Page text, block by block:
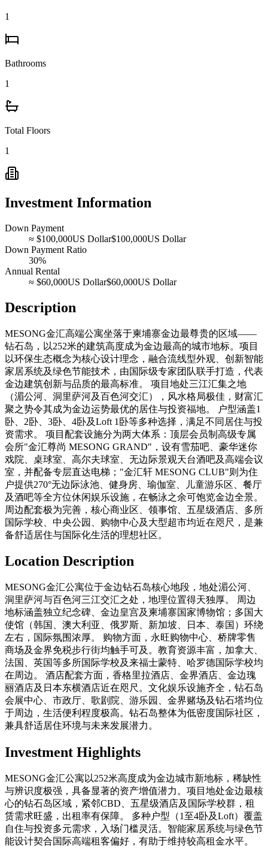
1
Bathrooms
1
Total Floors
1
Investment Information
Down Payment
≈ $100,000US Dollar$100,000US Dollar
Down Payment Ratio
30%
Annual Rental
≈ $60,000US Dollar$60,000US Dollar
Description
MESONG金汇高端公寓坐落于柬埔寨金边最尊贵的区域——
钻石岛，以252米的建筑高度成为金边最高的城市地标。项目
以环保生态概念为核心设计理念，融合流线型外观、创新智能
家居系统及绿色节能技术，由国际级专家团队联手打造，代表
金边建筑创新与品质的最高标准。 项目地处三江汇集之地
（湄公河、洞里萨河及百色河交汇），风水格局极佳，财富汇
聚之势令其成为金边运势最优的居住与投资福地。 户型涵盖1
卧、2卧、3卧、4卧及Loft 1卧等多种选择，满足不同居住与投
资需求。 项目配套设施分为两大体系：顶层会员制高级专属
会所"金汇尊尚 MESONG GRAND"，设有雪茄吧、豪华迷你
戏院、桌球室、高尔夫球室、无边际景观天台酒吧及高端会议
室，并配备专层直达电梯；"金汇轩 MESONG CLUB"则为住
户提供270°无边际泳池、健身房、瑜伽室、儿童游乐区、餐厅
及酒吧等全方位休闲娱乐设施，在畅泳之余可饱览金边全景。
周边配套极为完善，核心商业区、领事馆、五星级酒店、多所
国际学校、中央公园、购物中心及大型超市均近在咫尺，是兼
备舒适居住与国际化生活的理想社区。
Location Description
MESONG金汇公寓位于金边钻石岛核心地段，地处湄公河、
洞里萨河与百色河三江交汇之处，地理位置得天独厚。 周边
地标涵盖独立纪念碑、金边皇宫及柬埔寨国家博物馆；多国大
使馆（韩国、澳大利亚、俄罗斯、新加坡、日本、泰国）环绕
左右，国际氛围浓厚。 购物方面，永旺购物中心、桥牌零售
商场及金界免税步行街均触手可及。教育资源丰富，加拿大、
法国、英国等多所国际学校及来福士蒙特、哈罗德国际学校均
在周边。 酒店配套方面，香格里拉酒店、金界酒店、金边瑰
丽酒店及日本东横酒店近在咫尺。文化娱乐设施齐全，钻石岛
会展中心、市政厅、歌剧院、游乐园、金界赌场及钻石塔均位
于周边，生活便利程度极高。钻石岛整体为低密度国际社区，
兼具舒适居住环境与未来发展潜力。
Investment Highlights
MESONG金汇公寓以252米高度成为金边城市新地标，稀缺性
与辨识度极强，具备显著的资产增值潜力。项目地处金边最核
心的钻石岛区域，紧邻CBD、五星级酒店及国际学校群，租
赁需求旺盛，出租率有保障。 多种户型（1至4卧及Loft）覆盖
自住与投资多元需求，入场门槛灵活。智能家居系统与绿色节
能设计契合国际高端租客偏好，有助于维持较高租金水平。